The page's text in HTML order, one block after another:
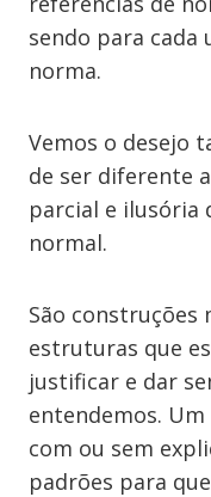
sendo para cada
norma.
Vemos o desejo
de ser diferente
parcial e ilusória
normal.
São construções
estruturas que
justificar e dar
entendemos.
com ou sem
padrões para